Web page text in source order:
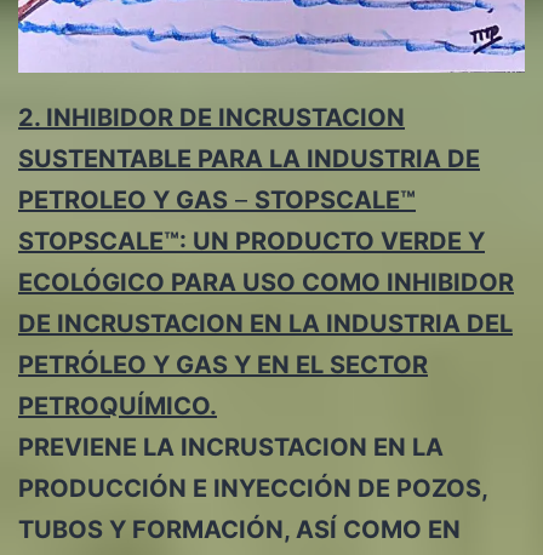
2. INHIBIDOR DE INCRUSTACION
SUSTENTABLE PARA LA INDUSTRIA DE
PETROLEO Y GAS – STOPSCALE™
STOPSCALE™: UN PRODUCTO VERDE Y
ECOLÓGICO PARA USO COMO INHIBIDOR
DE INCRUSTACION EN LA INDUSTRIA DEL
PETRÓLEO Y GAS Y EN EL SECTOR
PETROQUÍMICO.
PREVIENE LA INCRUSTACION EN LA
PRODUCCIÓN E INYECCIÓN DE POZOS,
TUBOS Y FORMACIÓN, ASÍ COMO EN